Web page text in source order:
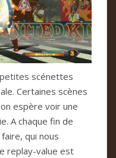
scénettes
Certaines scènes
espère voir une
A chaque fin de
qui nous
replay-value est